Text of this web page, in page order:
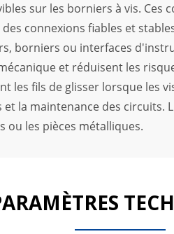
sur les borniers à vis.
connexions fiables et
borniers ou interfaces
et réduisent les
les fils de glisser lorsque les
la maintenance des
ou les pièces métalliques.